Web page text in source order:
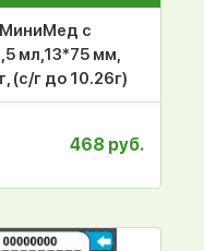
МиниМед с
мл,13*75 мм,
(с/г до 10.26г)
468 руб.